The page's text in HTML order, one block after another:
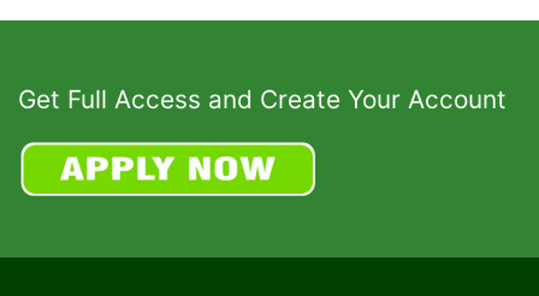
Get Full Access and Create Your Account